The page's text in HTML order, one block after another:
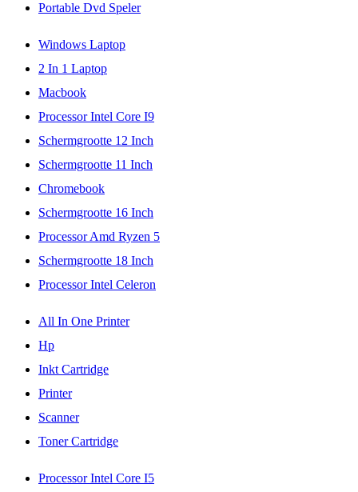
Portable Dvd Speler
Windows Laptop
2 In 1 Laptop
Macbook
Processor Intel Core I9
Schermgrootte 12 Inch
Schermgrootte 11 Inch
Chromebook
Schermgrootte 16 Inch
Processor Amd Ryzen 5
Schermgrootte 18 Inch
Processor Intel Celeron
All In One Printer
Hp
Inkt Cartridge
Printer
Scanner
Toner Cartridge
Processor Intel Core I5